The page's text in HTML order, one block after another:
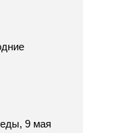
9 мая